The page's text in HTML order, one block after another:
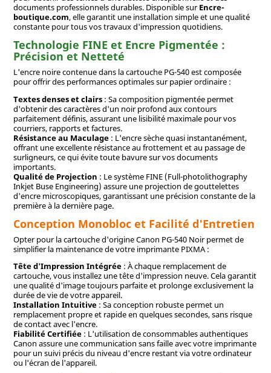
documents professionnels durables. Disponible surEncre-
boutique.com, elle garantit une installation simple et une qualité
constante pour tous vos travaux d'impression quotidiens.
Technologie FINE et Encre Pigmentée :
Précision et Netteté
L'encre noire contenue dans la cartouche PG-540 est composée
pour offrir des performances optimales sur papier ordinaire :
Textes denses et clairs: Sa composition pigmentée permet
d'obtenir des caractères d'un noir profond aux contours
parfaitement définis, assurant une lisibilité maximale pour vos
courriers, rapports et factures.
Résistance au Maculage: L'encre sèche quasi instantanément,
offrant une excellente résistance au frottement et au passage de
surligneurs, ce qui évite toute bavure sur vos documents
importants.
Qualité de Projection : Le système FINE (Full-photolithography
Inkjet Buse Engineering) assure une projection de gouttelettes
d'encre microscopiques, garantissant une précision constante de la
première à la dernière page.
Conception Monobloc et Facilité d'Entretien
Opter pour la cartouche d'origine Canon PG-540 Noir permet de
simplifier la maintenance de votre imprimante PIXMA :
Tête d'Impression Intégrée: À chaque remplacement de
cartouche, vous installez une tête d'impression neuve. Cela garantit
une qualité d'image toujours parfaite et prolonge exclusivement la
durée de vie de votre appareil.
Installation Intuitive: Sa conception robuste permet un
remplacement propre et rapide en quelques secondes, sans risque
de contact avec l'encre.
Fiabilité Certifiée: L'utilisation de consommables authentiques
Canon assure une communication sans faille avec votre imprimante
pour un suivi précis du niveau d'encre restant via votre ordinateur
ou l'écran de l'appareil.